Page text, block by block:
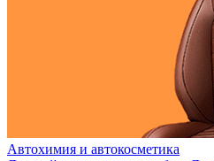
Автохимия и автокосметика